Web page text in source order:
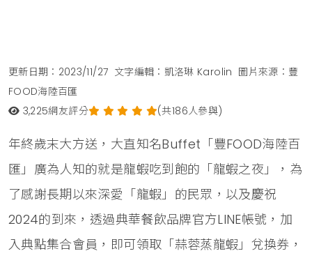
更新日期：2023/11/27 文字編輯：凱洛琳 Karolin 圖片來源：豐
FOOD海陸百匯
3,225網友評分 (共186人參與)
年終歲末大方送，大直知名Buffet「豐FOOD海陸百
匯」廣為人知的就是龍蝦吃到飽的「龍蝦之夜」，為
了感謝長期以來深愛「龍蝦」的民眾，以及慶祝
2024的到來，透過典華餐飲品牌官方LINE帳號，加
入典點集合會員，即可領取「蒜蓉蒸龍蝦」兌換券，